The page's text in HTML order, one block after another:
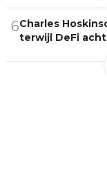
6Charles
terwijl DeFi